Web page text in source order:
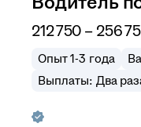
212 750 – 256
Опыт 1-3 года
Выплаты: Два